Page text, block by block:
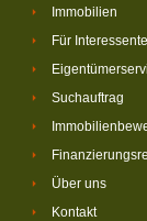
Immobilien
Für
Suchauftrag
Über uns
Kontakt